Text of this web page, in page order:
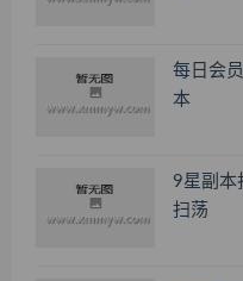
每日会
本
9星副本
扫荡